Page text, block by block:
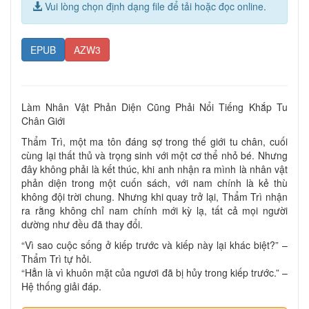
Vui lòng chọn định dạng file để tải hoặc đọc online.
EPUB AZW3
Làm Nhân Vật Phản Diện Cũng Phải Nổi Tiếng Khắp Tu
Chân Giới
Thẩm Trì, một ma tôn đáng sợ trong thế giới tu chân, cuối
cùng lại thất thủ và trọng sinh với một cơ thể nhỏ bé. Nhưng
đây không phải là kết thúc, khi anh nhận ra mình là nhân vật
phản diện trong một cuốn sách, với nam chính là kẻ thù
không đội trời chung. Nhưng khi quay trở lại, Thẩm Trì nhận
ra rằng không chỉ nam chính mới kỳ lạ, tất cả mọi người
dường như đều đã thay đổi.
“Vì sao cuộc sống ở kiếp trước và kiếp này lại khác biệt?” –
Thẩm Trì tự hỏi.
“Hẳn là vì khuôn mặt của ngươi đã bị hủy trong kiếp trước.” –
Hệ thống giải đáp.